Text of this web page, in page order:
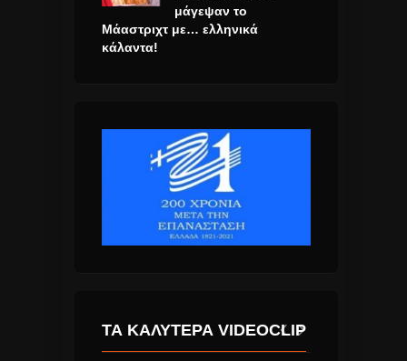
μάγεψαν το
Μάαστριχτ με… ελληνικά
κάλαντα!
ΤΑ ΚΑΛΎΤΕΡΑ VIDEOCLIP